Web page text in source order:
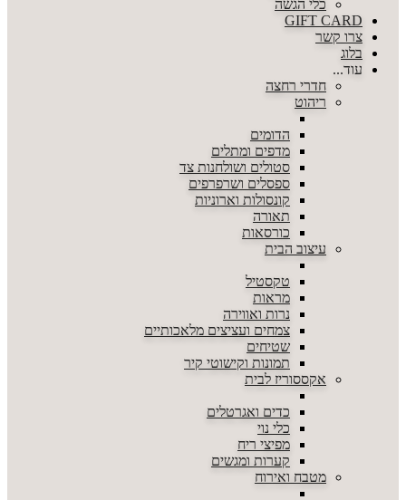
כלי הגשה
GIFT CARD
צרו קשר
בלוג
עוד...
חדרי רחצה
ריהוט
הדומים
מדפים ומתלים
סטולים ושולחנות צד
ספסלים ושרפרפים
קונסולות וארוניות
תאורה
כורסאות
עיצוב הבית
טקסטיל
מראות
נרות ואווירה
צמחים ועציצים מלאכותיים
שטיחים
תמונות וקישוטי קיר
אקססוריז לבית
כדים ואגרטלים
כלי נוי
מפיצי ריח
קערות ומגשים
מטבח ואירוח